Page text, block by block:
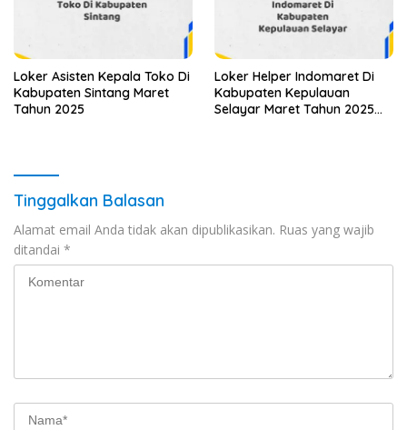
Loker Asisten Kepala Toko Di
Kabupaten Sintang Maret
Tahun 2025
Loker Helper Indomaret Di
Kabupaten Kepulauan
Selayar Maret Tahun 2025
Tinggalkan Balasan
Alamat email Anda tidak akan dipublikasikan. Ruas yang wajib
ditandai *